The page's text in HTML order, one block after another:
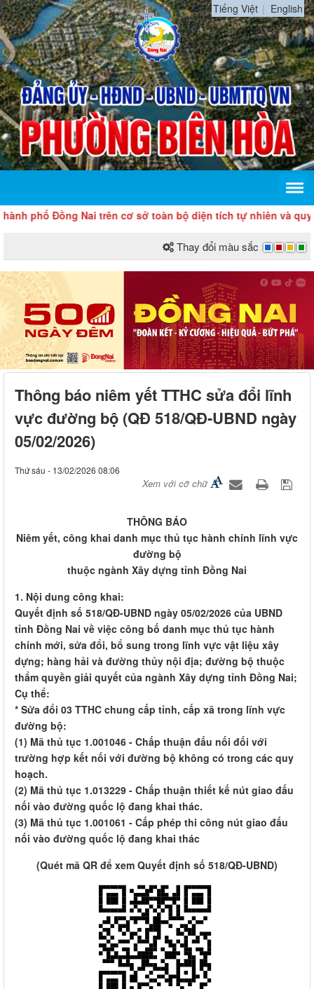
Tiếng Việt English
phố Đồng Nai trên cơ sở toàn bộ diện tích tự nhiên và quy
Thay đổi màu sắc
Thông báo niêm yết TTHC sửa đổi lĩnh
vực đường bộ (QĐ 518/QĐ-UBND ngày
05/02/2026)
Thứ sáu - 13/02/2026 08:06
Xem với cỡ chữ
THÔNG BÁO
Niêm yết, công khai danh mục thủ tục hành chính lĩnh vực
đường bộ
thuộc ngành Xây dựng tỉnh Đồng Nai
1. Nội dung công khai:
Quyết định số 518/QĐ-UBND ngày 05/02/2026 của UBND
tỉnh Đồng Nai về việc công bố danh mục thủ tục hành
chính mới, sửa đổi, bổ sung trong lĩnh vực vật liệu xây
dựng; hàng hải và đường thủy nội địa; đường bộ thuộc
thẩm quyền giải quyết của ngành Xây dựng tỉnh Đồng Nai;
Cụ thể:
* Sửa đổi 03 TTHC chung cấp tỉnh, cấp xã trong lĩnh vực
đường bộ:
(1) Mã thủ tục 1.001046 - Chấp thuận đấu nối đối với
trường hợp kết nối với đường bộ không có trong các quy
hoạch.
(2) Mã thủ tục 1.013229 - Chấp thuận thiết kế nút giao đấu
nối vào đường quốc lộ đang khai thác.
(3) Mã thủ tục 1.001061 - Cấp phép thi công nút giao đấu
nối vào đường quốc lộ đang khai thác
(Quét mã QR để xem Quyết định số 518/QĐ-UBND)